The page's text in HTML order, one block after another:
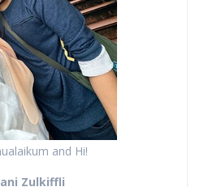
and Hi!
Zulkiffli